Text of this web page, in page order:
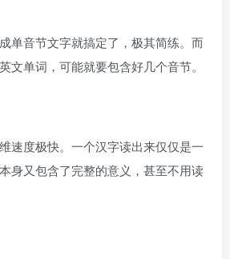
单音节文字就搞定了，极其简练。而
文单词，可能就要包含好几个音节。
速度极快。一个汉字读出来仅仅是一
身又包含了完整的意义，甚至不用读